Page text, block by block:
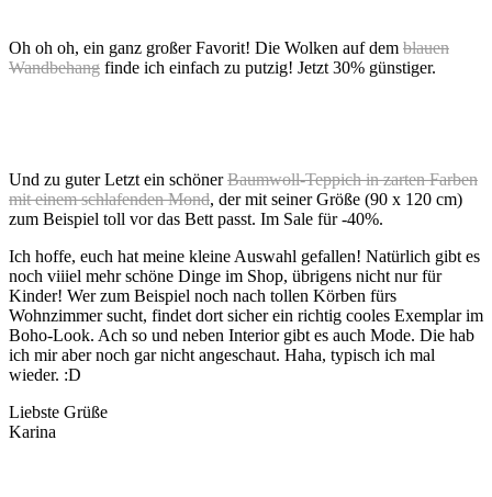
Oh oh oh, ein ganz großer Favorit! Die Wolken auf dem blauen
Wandbehang finde ich einfach zu putzig! Jetzt 30% günstiger.
Und zu guter Letzt ein schönerBaumwoll-Teppich in zarten Farben
mit einem schlafenden Mond, der mit seiner Größe (90 x 120 cm)
zum Beispiel toll vor das Bett passt. Im Sale für -40%.
Ich hoffe, euch hat meine kleine Auswahl gefallen! Natürlich gibt es
noch viiiel mehr schöne Dinge im Shop, übrigens nicht nur für
Kinder! Wer zum Beispiel noch nach tollen Körben fürs
Wohnzimmer sucht, findet dort sicher ein richtig cooles Exemplar im
Boho-Look. Ach so und neben Interior gibt es auch Mode. Die hab
ich mir aber noch gar nicht angeschaut. Haha, typisch ich mal
wieder. :D
Liebste Grüße
Karina